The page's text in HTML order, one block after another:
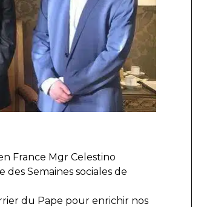
France Mgr Celestino
Semaines sociales de
du Pape pour enrichir nos